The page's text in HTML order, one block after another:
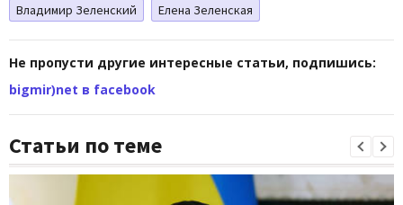
Владимир Зеленский
Елена Зеленская
Не пропусти другие интересные статьи, подпишись:
bigmir)net в facebook
Статьи по теме